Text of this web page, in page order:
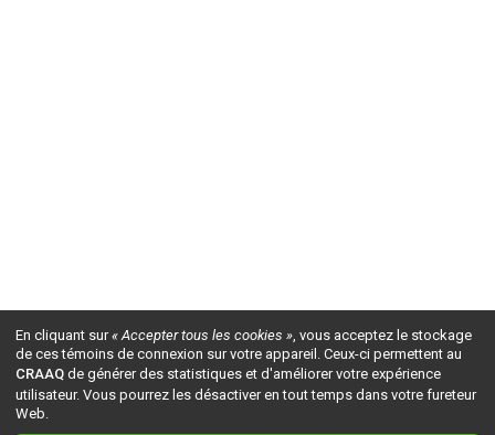
En cliquant sur« Accepter tous les cookies », vous acceptez le stockage
de ces témoins de connexion sur votre appareil. Ceux-ci permettent au
CRAAQ de générer des statistiques et d'améliorer votre expérience
utilisateur. Vous pourrez les désactiver en tout temps dans votre fureteur
Web.